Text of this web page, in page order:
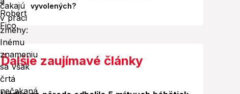
vyvolených?
Ďalšie zaujímavé články